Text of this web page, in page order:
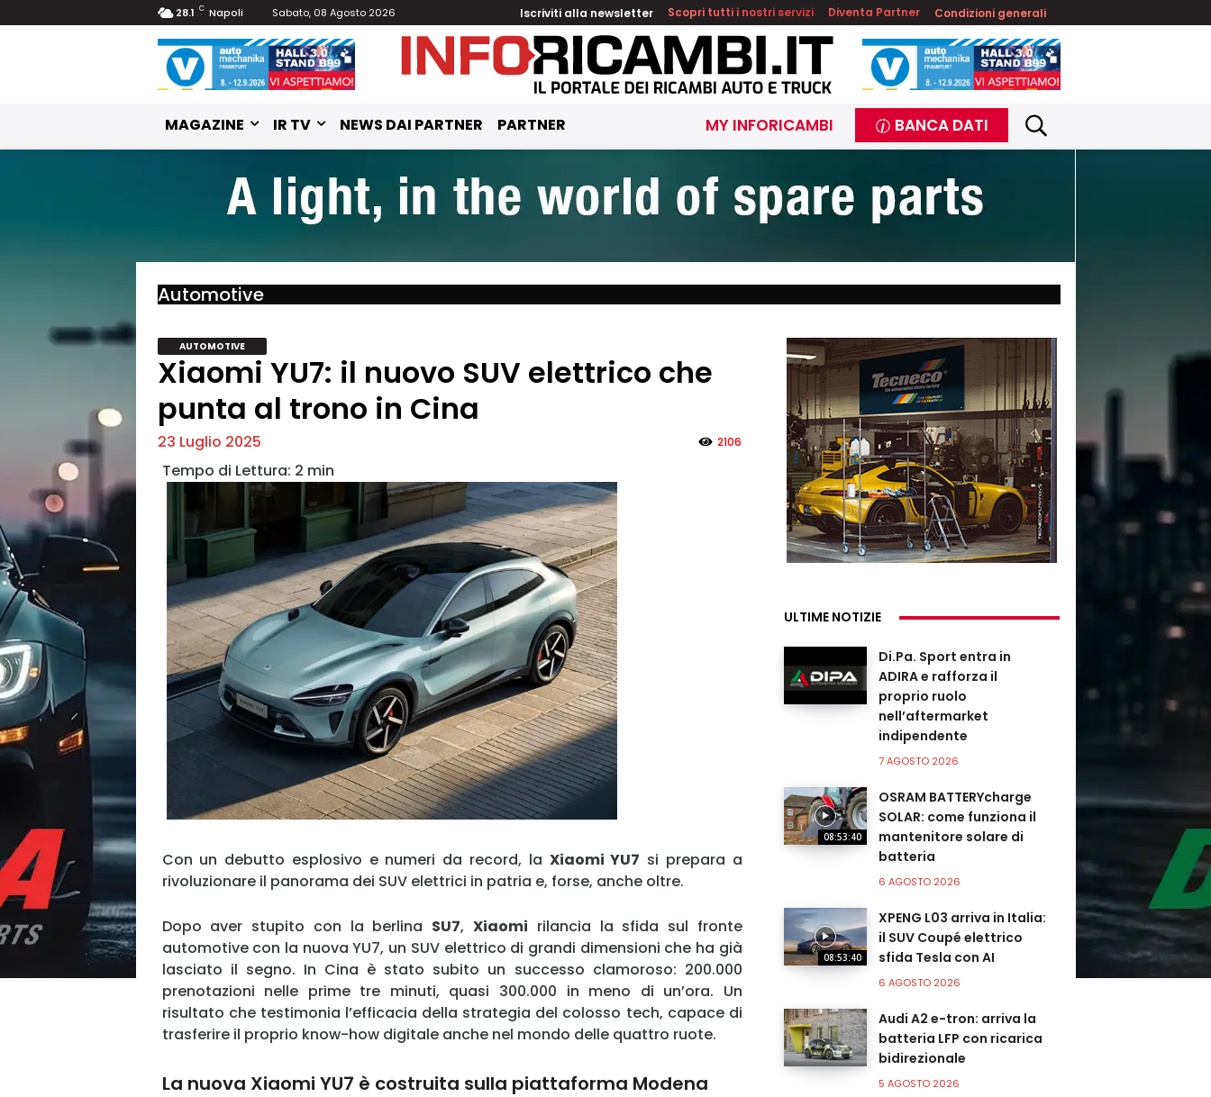
28.1 C Napoli Sabato, 08 Agosto 2026 Iscriviti alla newsletter Scopri tutti i nostri servizi Diventa Partner Condizioni generali
MAGAZINE IR TV NEWS DAI PARTNER PARTNER MY INFORICAMBI BANCA DATI
Automotive
AUTOMOTIVE
Xiaomi YU7: il nuovo SUV elettrico che
punta al trono in Cina
23 Luglio 2025 2106
Con un debutto esplosivo e numeri da record, la Xiaomi YU7 si prepara a
rivoluzionare il panorama dei SUV elettrici in patria e, forse, anche oltre.
Dopo aver stupito con la berlina SU7, Xiaomi rilancia la sfida sul fronte
automotive con la nuova YU7, un SUV elettrico di grandi dimensioni che ha già
lasciato il segno. In Cina è stato subito un successo clamoroso: 200.000
prenotazioni nelle prime tre minuti, quasi 300.000 in meno di un’ora. Un
risultato che testimonia l’efficacia della strategia del colosso tech, capace di
trasferire il proprio know-how digitale anche nel mondo delle quattro ruote.
La nuova Xiaomi YU7 è costruita sulla piattaforma Modena
ULTIME NOTIZIE
Di.Pa. Sport entra in
ADIRA e rafforza il
proprio ruolo
nell’aftermarket
indipendente
7 AGOSTO 2026
08:53:40
OSRAM BATTERYcharge
SOLAR: come funziona il
mantenitore solare di
batteria
6 AGOSTO 2026
08:53:40
XPENG L03 arriva in Italia:
il SUV Coupé elettrico
sfida Tesla con AI
6 AGOSTO 2026
Audi A2 e-tron: arriva la
batteria LFP con ricarica
bidirezionale
5 AGOSTO 2026